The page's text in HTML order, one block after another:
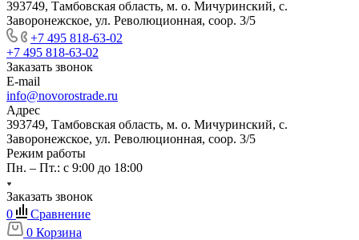
393749, Тамбовская область, м. о. Мичуринский, с.
Заворонежское, ул. Революционная, соор. 3/5
+7 495 818-63-02
+7 495 818-63-02
Заказать звонок
E-mail
info@novorostrade.ru
Адрес
393749, Тамбовская область, м. о. Мичуринский, с.
Заворонежское, ул. Революционная, соор. 3/5
Режим работы
Пн. – Пт.: с 9:00 до 18:00
Заказать звонок
0
Сравнение
0 Корзина